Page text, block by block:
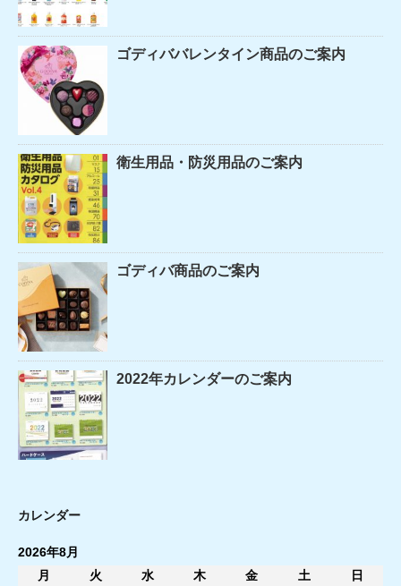
ゴディババレンタイン商品のご案内
衛生用品・防災用品のご案内
ゴディバ商品のご案内
2022年カレンダーのご案内
カレンダー
2026年8月
月
火 水 木 金 土 日